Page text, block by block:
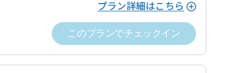
プラン詳細はこちら
このプランでチェックイン
す。あらかじめご了承ください。
・付与される特典の利用有効期限は、マイページ内「ポ
日付をご確認ください。
一覧を表示